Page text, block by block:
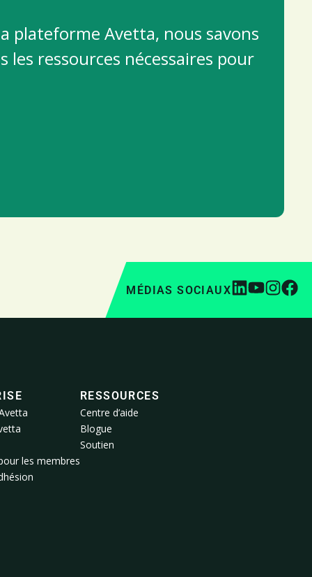
plateforme Avetta, nous savons
les ressources nécessaires pour
MÉDIAS SOCIAUX
les membres
RESSOURCES
Centre d’aide
Blogue
Soutien